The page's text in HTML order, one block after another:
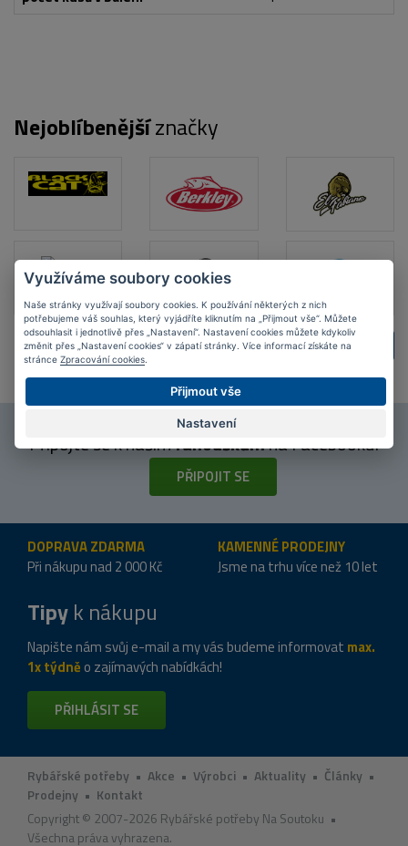
Nejoblíbenějšíznačky
DALŠÍ
ZPĚT
Připojte se k našimfanouškůmna Facebooku!
PŘIPOJIT SE
DOPRAVA ZDARMA
Při nákupu nad 2 000 Kč
KAMENNÉ PRODEJNY
Jsme na trhu více než 10 let
Tipyk nákupu
Napište nám svůj e-mail a my vás budeme informovat max.
1x týdně o zajímavých nabídkách!
PŘIHLÁSIT SE
Rybářské potřeby • Akce • Výrobci • Aktuality • Články •
Prodejny • Kontakt
Copyright © 2007-2026 Rybářské potřeby Na Soutoku •
Všechna práva vyhrazena.
Využíváme soubory cookies
Naše stránky využívají soubory cookies. K používání některých z nich
potřebujeme váš souhlas, který vyjádříte kliknutím na „Přijmout vše“. Můžete
odsouhlasit i jednotlivě přes „Nastavení“. Nastavení cookies můžete kdykoliv
změnit přes „Nastavení cookies“ v zápatí stránky. Více informací získáte na
stránce Zpracování cookies
Přijmout vše
Nastavení